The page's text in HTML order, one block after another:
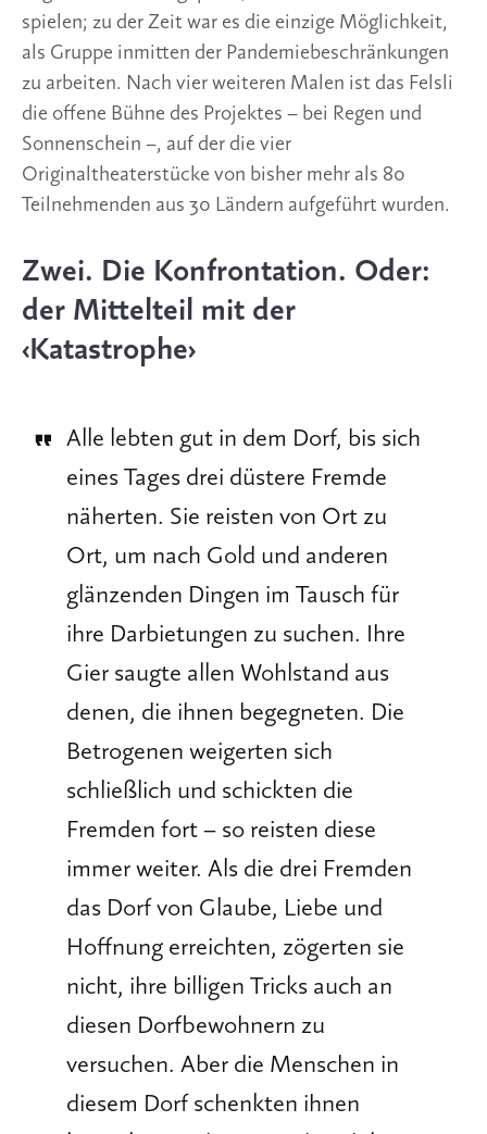
spielen; zu der Zeit war es die einzige Möglichkeit,
als Gruppe inmitten der Pandemiebeschränkungen
zu arbeiten. Nach vier weiteren Malen ist das Felsli
die offene Bühne des Projektes – bei Regen und
Sonnenschein –, auf der die vier
Originaltheaterstücke von bisher mehr als 80
Teilnehmenden aus 30 Ländern aufgeführt wurden.
Zwei. Die Konfrontation. Oder:
der Mittelteil mit der
‹Katastrophe›
Alle lebten gut in dem Dorf, bis sich
eines Tages drei düstere Fremde
näherten. Sie reisten von Ort zu
Ort, um nach Gold und anderen
glänzenden Dingen im Tausch für
ihre Darbietungen zu suchen. Ihre
Gier saugte allen Wohlstand aus
denen, die ihnen begegneten. Die
Betrogenen weigerten sich
schließlich und schickten die
Fremden fort – so reisten diese
immer weiter. Als die drei Fremden
das Dorf von Glaube, Liebe und
Hoffnung erreichten, zögerten sie
nicht, ihre billigen Tricks auch an
diesen Dorfbewohnern zu
versuchen. Aber die Menschen in
diesem Dorf schenkten ihnen